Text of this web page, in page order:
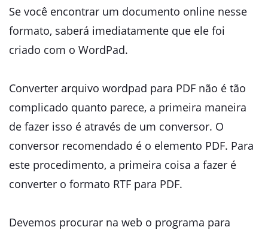
Se você encontrar um documento online nesse
formato, saberá imediatamente que ele foi
criado com o WordPad.
Converter arquivo wordpad para PDF não é tão
complicado quanto parece, a primeira maneira
de fazer isso é através de um conversor. O
conversor recomendado é o elemento PDF. Para
este procedimento, a primeira coisa a fazer é
converter o formato RTF para PDF.
Devemos procurar na web o programa para